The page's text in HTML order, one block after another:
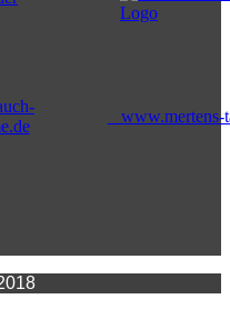
www.mertens-